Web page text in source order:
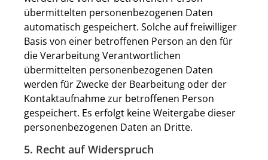
übermittelten personenbezogenen Daten
automatisch gespeichert. Solche auf freiwilliger
Basis von einer betroffenen Person an den für
die Verarbeitung Verantwortlichen
übermittelten personenbezogenen Daten
werden für Zwecke der Bearbeitung oder der
Kontaktaufnahme zur betroffenen Person
gespeichert. Es erfolgt keine Weitergabe dieser
personenbezogenen Daten an Dritte.
5. Recht auf Widerspruch